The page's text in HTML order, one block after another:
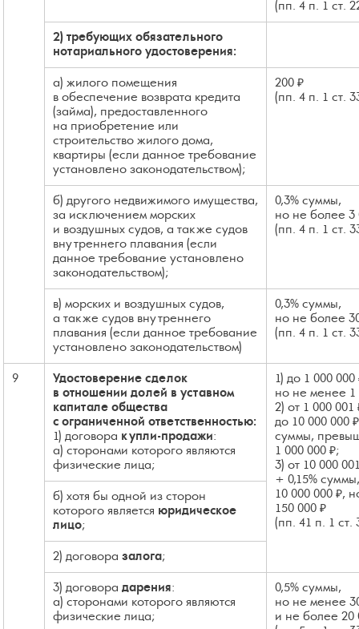
(пп. 4 п. 1 ст.
2) требующих обязательного
нотариального удостоверения:
а) жилого помещения
в обеспечение возврата кредита
(займа), предоставленного
на приобретение или
строительство жилого дома,
квартиры (если данное требование
установлено законодательством);
200 ₽
(пп. 4 п. 1 ст.
б) другого недвижимого имущества,
за исключением морских
и воздушных судов, а также судов
внутреннего плавания (если
данное требование установлено
законодательством);
0,3% суммы,
но не более 3
(пп. 4 п. 1 ст.
в) морских и воздушных судов,
а также судов внутреннего
плавания (если данное требование
установлено законодательством)
0,3% суммы,
но не более
(пп. 4 п. 1 ст.
9
Удостоверение сделок
в отношении долей в уставном
капитале общества
с ограниченной ответственностью:
1) договора купли-продажи:
а) сторонами которого являются
физические лица;
1) до 1 000
но не менее 1
2) от 1 000 001
до 10 000 000
суммы,
1 000 000 ₽;
3) от 10 000
+ 0,15%
10 000 000 ₽,
150 000 ₽
(пп. 41 п. 1 ст.
б) хотя бы одной из сторон
которого является юридическое
лицо;
2) договора залога;
3) договора дарения:
а) сторонами которого являются
физические лица;
0,5% суммы,
но не менее
и не более 20